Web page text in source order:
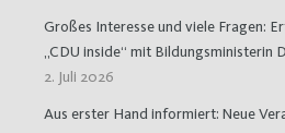
Großes Interesse und viele Fragen:
„CDU inside“ mit Bildungsministerin
2. Juli 2026
Aus erster Hand informiert: Neue